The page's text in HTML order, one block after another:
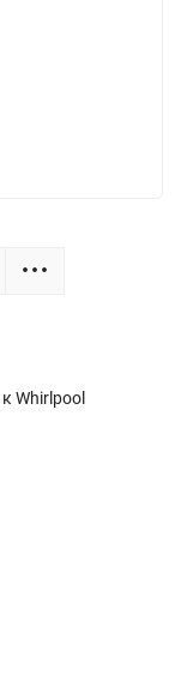
Whirlpool